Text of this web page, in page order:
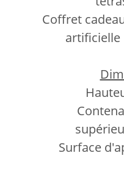
Coffret
artificielle
Surface